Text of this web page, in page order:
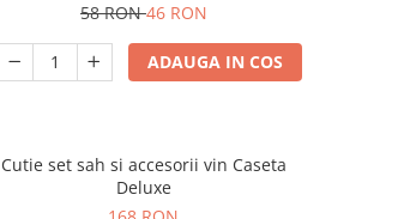
58 RON46 RON
ADAUGA IN COS
Cutie set sah si accesorii vin Caseta
Deluxe